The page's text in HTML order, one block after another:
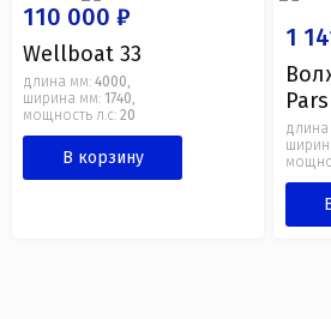
110 000 ₽
Wellboat 33
длина мм: 4000 ,
ширина мм: 1740 ,
мощность л.с: 20
В корзину
1